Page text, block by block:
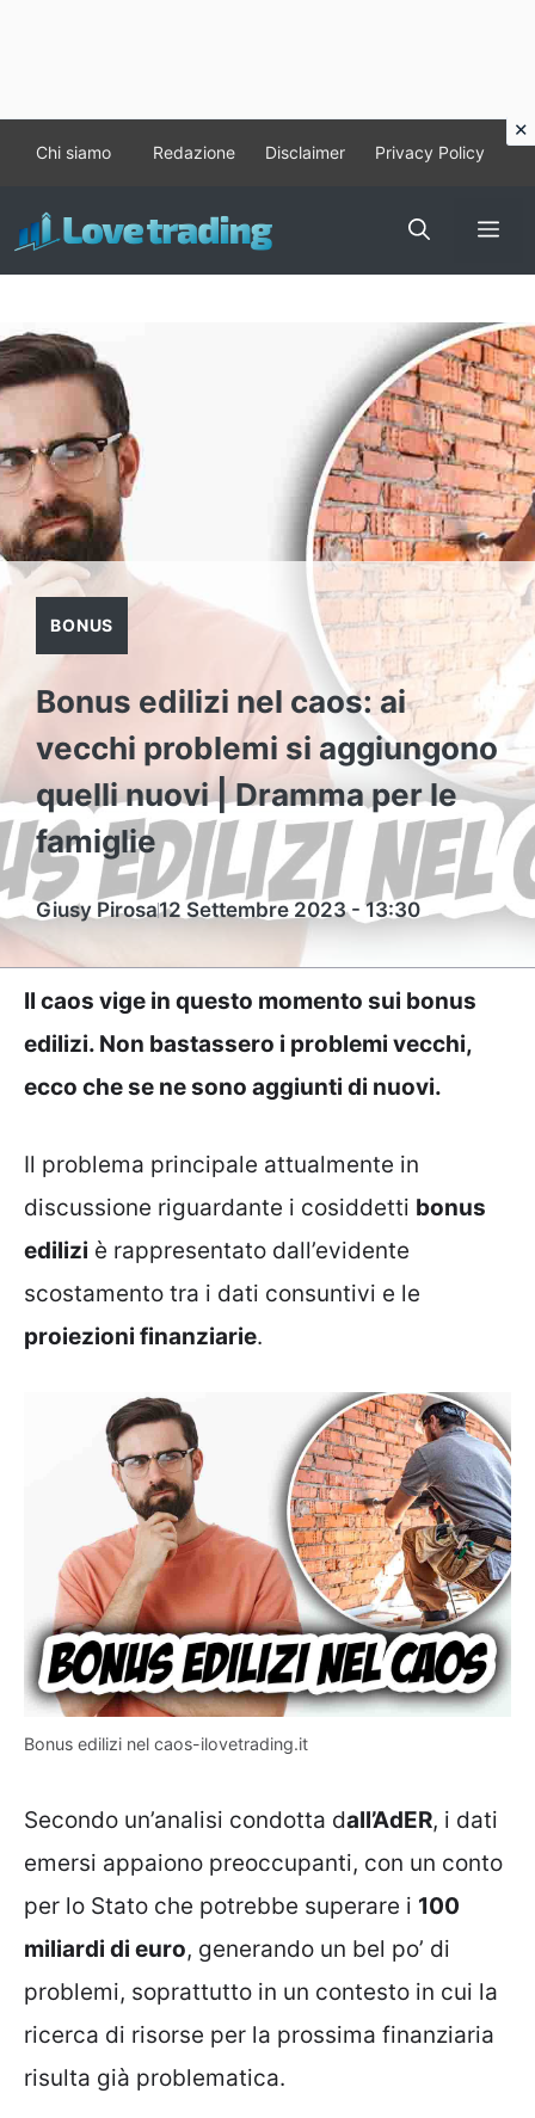
contenuto
Chi siamo Redazione Disclaimer Privacy Policy
BONUS
Bonus edilizi nel caos: ai
vecchi problemi si aggiungono
quelli nuovi | Dramma per le
famiglie
Giusy Pirosa12 Settembre 2023 - 13:30
Il caos vige in questo momento sui bonus
edilizi. Non bastassero i problemi vecchi,
ecco che se ne sono aggiunti di nuovi.
Il problema principale attualmente in
discussione riguardante i cosiddetti bonus
edilizi è rappresentato dall’evidente
scostamento tra i dati consuntivi e le
proiezioni finanziarie.
Bonus edilizi nel caos-ilovetrading.it
Secondo un’analisi condotta dall’AdER, i dati
emersi appaiono preoccupanti, con un conto
per lo Stato che potrebbe superare i 100
miliardi di euro, generando un bel po’ di
problemi, soprattutto in un contesto in cui la
ricerca di risorse per la prossima finanziaria
risulta già problematica.